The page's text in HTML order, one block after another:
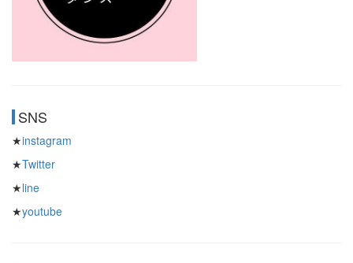
SNS
★instagram
★Twitter
★line
★youtube